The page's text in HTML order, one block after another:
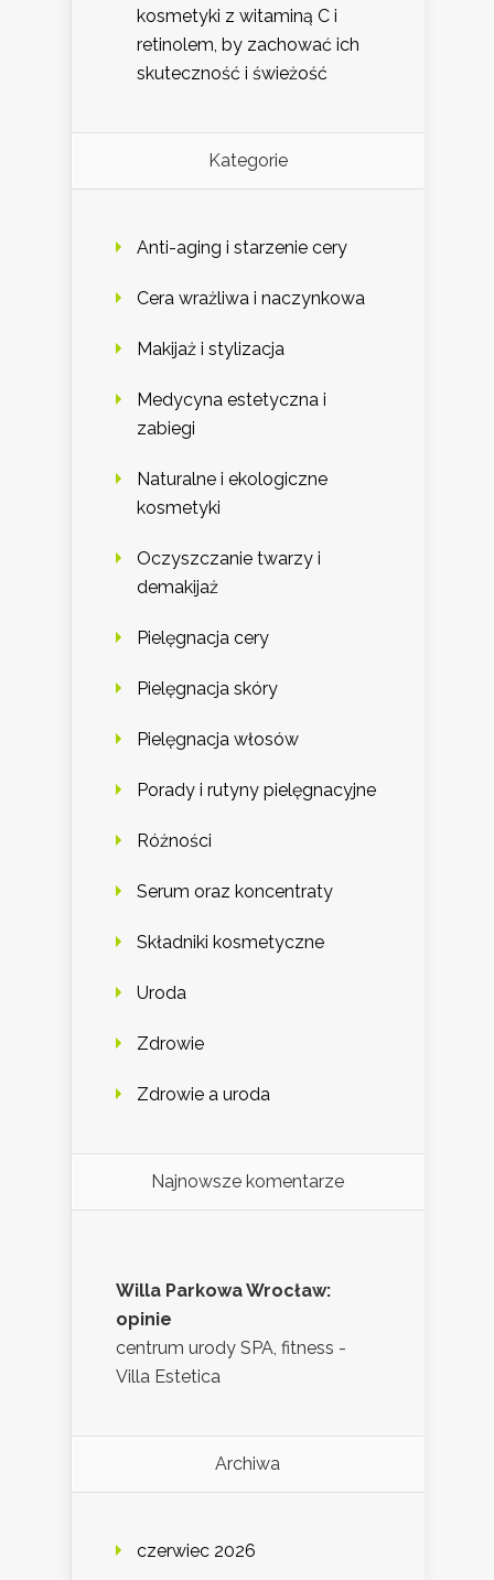
kosmetyki z witaminą C i
retinolem, by zachować ich
skuteczność i świeżość
Kategorie
Anti-aging i starzenie cery
Cera wrażliwa i naczynkowa
Makijaż i stylizacja
Medycyna estetyczna i
zabiegi
Naturalne i ekologiczne
kosmetyki
Oczyszczanie twarzy i
demakijaż
Pielęgnacja cery
Pielęgnacja skóry
Pielęgnacja włosów
Porady i rutyny pielęgnacyjne
Różności
Serum oraz koncentraty
Składniki kosmetyczne
Uroda
Zdrowie
Zdrowie a uroda
Najnowsze komentarze
Willa Parkowa Wrocław:
opinie
centrum urody SPA, fitness -
Villa Estetica
Archiwa
czerwiec 2026